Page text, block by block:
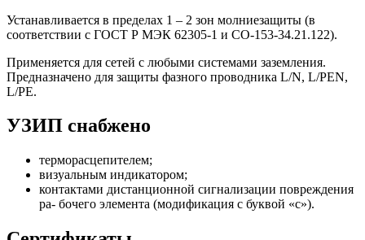
Устанавливается в пределах 1 – 2 зон молниезащиты (в
соответствии с ГОСТ Р МЭК 62305-1 и СО-153-34.21.122).
Применяется для сетей с любыми системами заземления.
Предназначено для защиты фазного проводника L/N, L/PEN,
L/PE.
УЗИП снабжено
терморасцепителем;
визуальным индикатором;
контактами дистанционной сигнализации повреждения
ра- бочего элемента (модификация с буквой «с»).